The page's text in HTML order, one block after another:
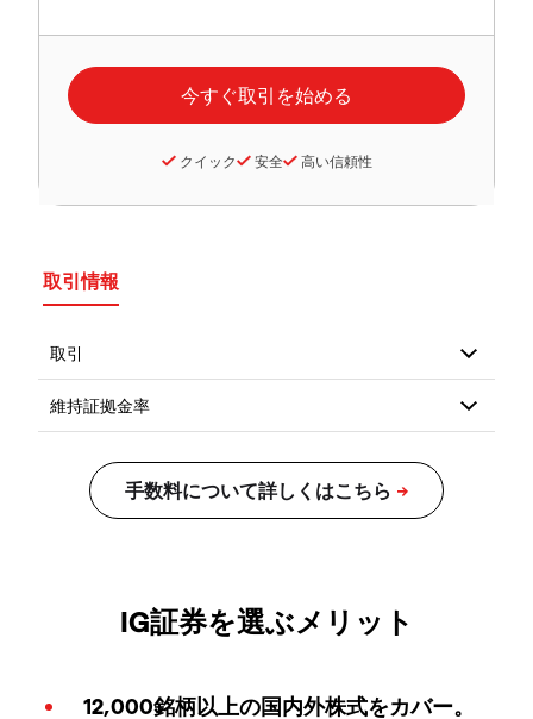
クイック 安全 高い信頼性
取引情報
IG証券を選ぶメリット
12,000銘柄以上の国内外株式をカバー。